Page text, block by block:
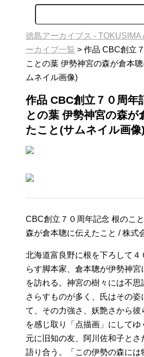
徳島アーカイブス - TOKUSIMA
ーカイブ一覧 > 作品 CBC創立
ことの葉 伊勢神宮の森が倉本
ムネイル画像)
作品 CBC創立７０周年
との葉 伊勢神宮の森が
たこと(サムネイル画像)
CBC創立７０周年記念 根のこ
森が倉本聰に伝えたこと / 株式
北海道富良野に根を下ろして４
らす脚本家、倉本聰が伊勢神宮
を訪れる。神宮の樹々には不思
さらすものが多く、氏はその姿
て、その力強さ、妖艶さから彼
を感じ取り「点描画」にしてゆ
元に旧知の友、阿川佐和子とさ
語り合う。「この伊勢の森には